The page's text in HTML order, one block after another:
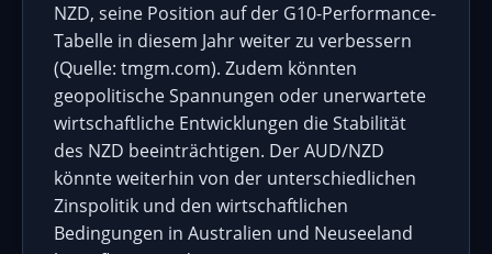
NZD, seine Position auf der G10-Performance-
Tabelle in diesem Jahr weiter zu verbessern
(Quelle: tmgm.com). Zudem könnten
geopolitische Spannungen oder unerwartete
wirtschaftliche Entwicklungen die Stabilität
des NZD beeinträchtigen. Der AUD/NZD
könnte weiterhin von der unterschiedlichen
Zinspolitik und den wirtschaftlichen
Bedingungen in Australien und Neuseeland